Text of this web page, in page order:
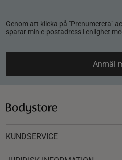
Genom att klicka på "Prenumerera"
sparar min e-postadress i enlighet
Anmäl
KUNDSERVICE